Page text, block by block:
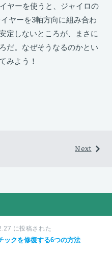
ヤーを使うと、ジャイロの
ヤーを3軸方向に組み合わ
定しないところが、まさに
だ。なぜそうなるのかとい
みよう！
Next
に投稿された
ックを修復する6つの方法